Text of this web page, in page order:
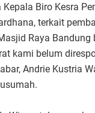
Biro Kesra
terkait
Raya Bandung
kami belum
Andrie Kustria